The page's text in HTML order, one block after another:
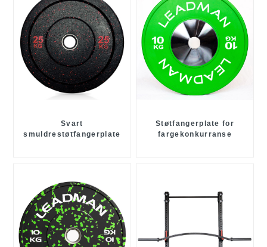
Svart
smuldrestøtfangerplate
Støtfangerplate for
fargekonkurranse